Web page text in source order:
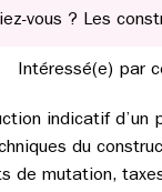
vous ? Les
Intéressé(e) par
indicatif
du
de mutation,